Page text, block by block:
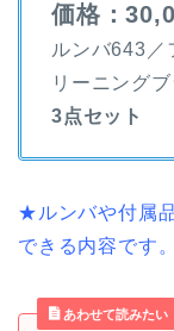
価格：
ルンバ643／
リーニング
3点セット
★ルンバや付属
できる内容です。
あわせて読みたい